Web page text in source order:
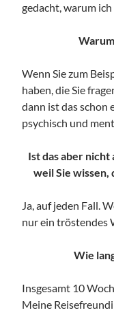
gedacht, warum
Wenn Sie zum
haben, die Sie
dann ist das schon
psychisch und
Ist das aber
weil Sie wissen,
Ja, auf jeden Fall.
nur ein tröstendes
Wie
Insgesamt 10
Meine